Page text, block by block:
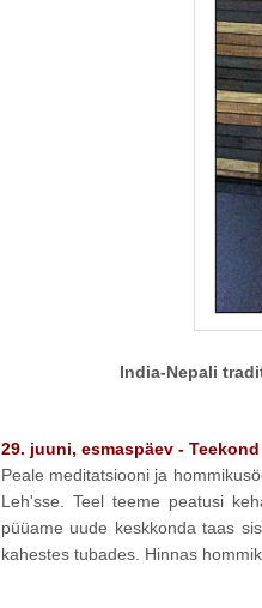
India-Nepali
29. juuni, esmaspäev -
Peale meditatsiooni ja
Leh'sse. Teel teeme peatusi
püüame uude keskkonda taas
kahestes tubades. Hinnas